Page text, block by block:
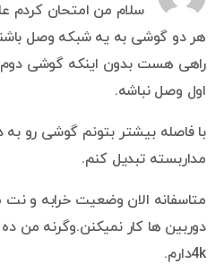
سلام من امتحان کردم
هر دو گوشی به یه شبکه وصل
راهی هست بدون اینکه گوشی
اول وصل نباشه.
با فاصله بیشتر بتونم گوشی رو به
مداربسته تبدیل کنم.
متاسفانه الان وضعیت خرابه و
دوربین ها کار نمیکنن.وگرنه من ده
4kدارم.